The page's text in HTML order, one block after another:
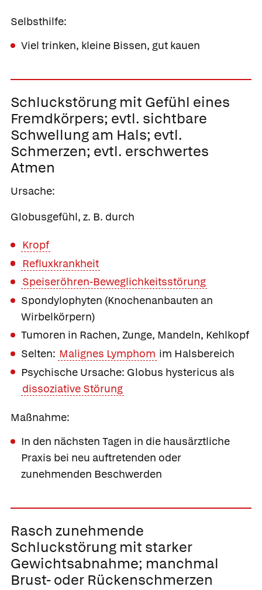
Selbsthilfe:
Viel trinken, kleine Bissen, gut kauen
Schluckstörung mit Gefühl eines
Fremdkörpers; evtl. sichtbare
Schwellung am Hals; evtl.
Schmerzen; evtl. erschwertes
Atmen
Ursache:
Globusgefühl, z. B. durch
Kropf
Refluxkrankheit
Speiseröhren-Beweglichkeitsstörung
Spondylophyten (Knochenanbauten an
Wirbelkörpern)
Tumoren in Rachen, Zunge, Mandeln, Kehlkopf
Selten: Malignes Lymphom im Halsbereich
Psychische Ursache: Globus hystericus als
dissoziative Störung
Maßnahme:
In den nächsten Tagen in die hausärztliche
Praxis bei neu auftretenden oder
zunehmenden Beschwerden
Rasch zunehmende
Schluckstörung mit starker
Gewichtsabnahme; manchmal
Brust- oder Rückenschmerzen